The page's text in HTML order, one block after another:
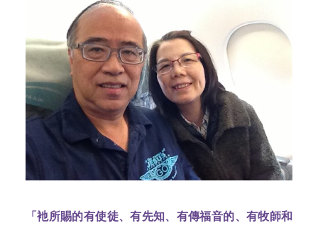
「衪所賜的有使徒、有先知、有傳福音的、有牧師和